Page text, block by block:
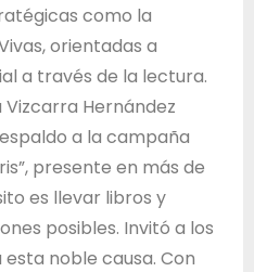
como la
orientadas a
a través de la lectura.
Vizcarra Hernández
a la campaña
presente en más de
es llevar libros y
posibles. Invitó a los
noble causa. Con